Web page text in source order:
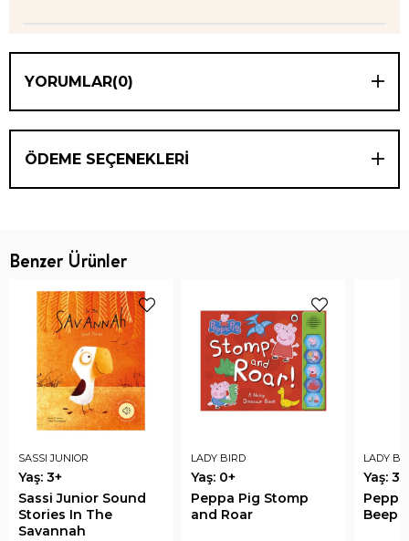
YORUMLAR(0)
ÖDEME SEÇENEKLERI
Benzer Ürünler
SASSI JUNIOR
Yaş: 3+
Sassi Junior Sound
Stories In The
Savannah
LADY BIRD
Yaş: 0+
Peppa Pig Stomp
and Roar
LADY
Yaş: 3+
Beep